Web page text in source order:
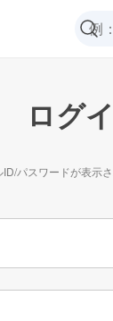
ログ
パスワードが表示